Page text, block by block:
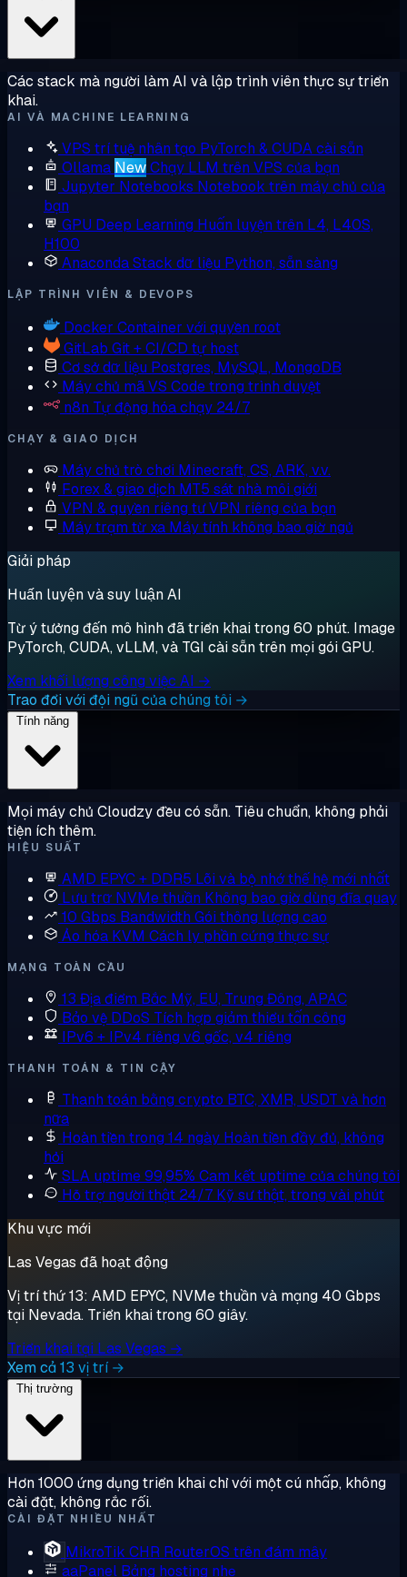
Các stack mà người làm AI và lập trình viên thực sự triển
khai.
AI VÀ MACHINE LEARNING
VPS trí tuệ nhân tạo PyTorch & CUDA cài sẵn
Ollama NewChạy LLM trên VPS của bạn
Jupyter Notebooks Notebook trên máy chủ của
bạn
GPU Deep Learning Huấn luyện trên L4, L40S,
H100
AnacondaStack dữ liệu Python, sẵn sàng
LẬP TRÌNH VIÊN & DEVOPS
Docker Container với quyền root
GitLab Git + CI/CD tự host
Cơ sở dữ liệu Postgres, MySQL, MongoDB
Máy chủ mãVS Code trong trình duyệt
n8n Tự động hóa chạy 24/7
CHẠY & GIAO DỊCH
Máy chủ trò chơi Minecraft, CS, ARK, v.v.
Forex & giao dịch MT5 sát nhà môi giới
VPN & quyền riêng tưVPN riêng của bạn
Máy trạm từ xa Máy tính không bao giờ ngủ
Giải pháp
Huấn luyện và suy luận AI
Từ ý tưởng đến mô hình đã triển khai trong 60 phút. Image
PyTorch, CUDA, vLLM, và TGI cài sẵn trên mọi gói GPU.
Xem khối lượng công việc AI →
Trao đổi với đội ngũ của chúng tôi →
Mọi máy chủ Cloudzy đều có sẵn. Tiêu chuẩn, không phải
tiện ích thêm.
HIỆU SUẤT
AMD EPYC + DDR5 Lõi và bộ nhớ thế hệ mới nhất
Lưu trữ NVMe thuần Không bao giờ dùng đĩa quay
10 Gbps Bandwidth Gói thông lượng cao
Ảo hóa KVM Cách ly phần cứng thực sự
MẠNG TOÀN CẦU
13 Địa điểm Bắc Mỹ, EU, Trung Đông, APAC
Bảo vệ DDoS Tích hợp giảm thiểu tấn công
IPv6 + IPv4 riêng v6 gốc, v4 riêng
THANH TOÁN & TIN CẬY
Thanh toán bằng crypto BTC, XMR, USDT và hơn
nữa
Hoàn tiền trong 14 ngày Hoàn tiền đầy đủ, không
hỏi
SLA uptime 99,95% Cam kết uptime của chúng tôi
Hỗ trợ người thật 24/7 Kỹ sư thật, trong vài phút
Khu vực mới
Las Vegas đã hoạt động
Vị trí thứ 13: AMD EPYC, NVMe thuần và mạng 40 Gbps
tại Nevada. Triển khai trong 60 giây.
Triển khai tại Las Vegas →
Xem cả 13 vị trí →
Hơn 1000 ứng dụng triển khai chỉ với một cú nhấp, không
cài đặt, không rắc rối.
CÀI ĐẶT NHIỀU NHẤT
MikroTik CHR RouterOS trên đám mây
aaPanel Bảng hosting nhẹ